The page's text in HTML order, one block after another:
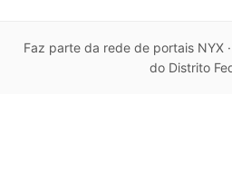
Faz parte da rede de portais NYX ·
do Distrito